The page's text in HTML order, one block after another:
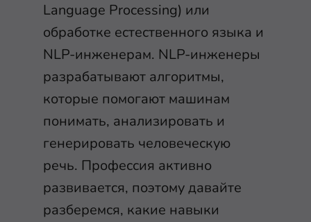
Language Processing) или
обработке естественного языка и
NLP-инженерам. NLP-инженеры
разрабатывают алгоритмы,
которые помогают машинам
понимать, анализировать и
генерировать человеческую
речь. Профессия активно
развивается, поэтому давайте
разберемся, какие навыки